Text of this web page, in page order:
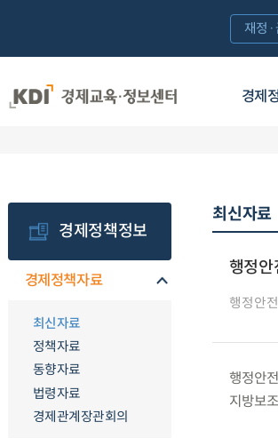
경제
재정·
경제정책정보
경제정책자료
최신자료
정책자료
동향자료
법령자료
경제관계장관회의
최신자료
행정안
행정안
행정안
지방보